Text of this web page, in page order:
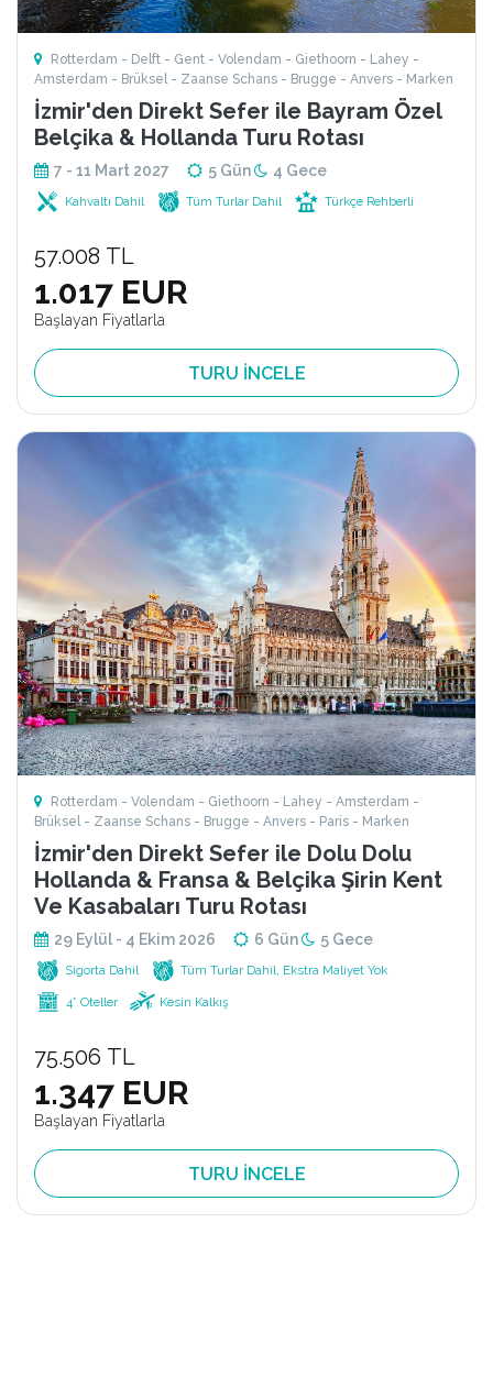
Rotterdam - Delft - Gent - Volendam - Giethoorn - Lahey -
Amsterdam - Brüksel - Zaanse Schans - Brugge - Anvers - Marken
İzmir'den Direkt Sefer ile Bayram Özel
Belçika & Hollanda Turu Rotası
7 - 11 Mart 2027 5 Gün 4 Gece
Kahvaltı Dahil Tüm Turlar Dahil Türkçe Rehberli
57.008 TL
1.017 EUR
Başlayan Fiyatlarla
TURU İNCELE
Rotterdam - Volendam - Giethoorn - Lahey - Amsterdam -
Brüksel - Zaanse Schans - Brugge - Anvers - Paris - Marken
İzmir'den Direkt Sefer ile Dolu Dolu
Hollanda & Fransa & Belçika Şirin Kent
Ve Kasabaları Turu Rotası
29 Eylül - 4 Ekim 2026 6 Gün 5 Gece
Sigorta Dahil Tüm Turlar Dahil, Ekstra Maliyet Yok
4* Oteller Kesin Kalkış
75.506 TL
1.347 EUR
Başlayan Fiyatlarla
TURU İNCELE